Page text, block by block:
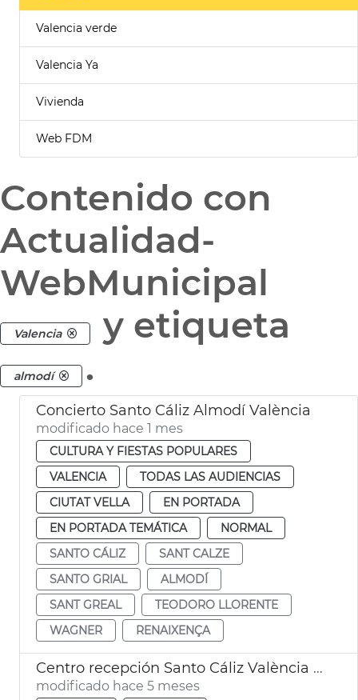
Valencia verde
Valencia Ya
Vivienda
Web FDM
Contenido con
Actualidad-
WebMunicipal
Valencia y etiqueta
almodí .
Concierto Santo Cáliz Almodí València
modificado hace 1 mes
CULTURA Y FIESTAS POPULARES
VALENCIA
TODAS LAS AUDIENCIAS
CIUTAT VELLA
EN PORTADA
EN PORTADA TEMÁTICA
NORMAL
SANTO CÁLIZ
SANT CALZE
SANTO GRIAL
ALMODÍ
SANT GREAL
TEODORO LLORENTE
WAGNER
RENAIXENÇA
Centro recepción Santo Cáliz València supera expectativas visitantes
modificado hace 5 meses